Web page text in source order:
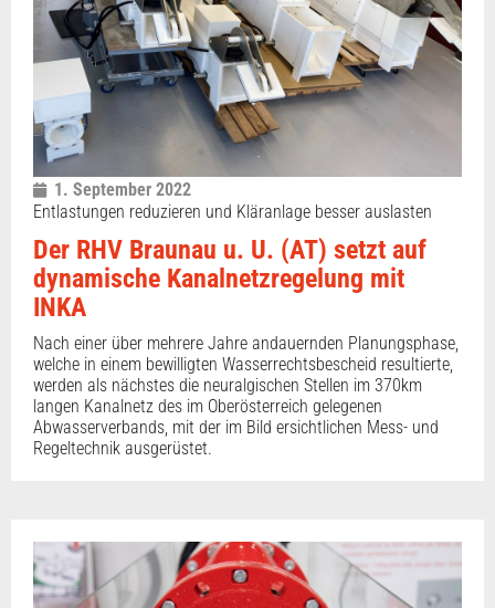
1. September 2022
Entlastungen reduzieren und Kläranlage besser auslasten
Der RHV Braunau u. U. (AT) setzt auf
dynamische Kanalnetzregelung mit
INKA
Nach einer über mehrere Jahre andauernden Planungsphase,
welche in einem bewilligten Wasserrechtsbescheid resultierte,
werden als nächstes die neuralgischen Stellen im 370km
langen Kanalnetz des im Oberösterreich gelegenen
Abwasserverbands, mit der im Bild ersichtlichen Mess- und
Regeltechnik ausgerüstet.